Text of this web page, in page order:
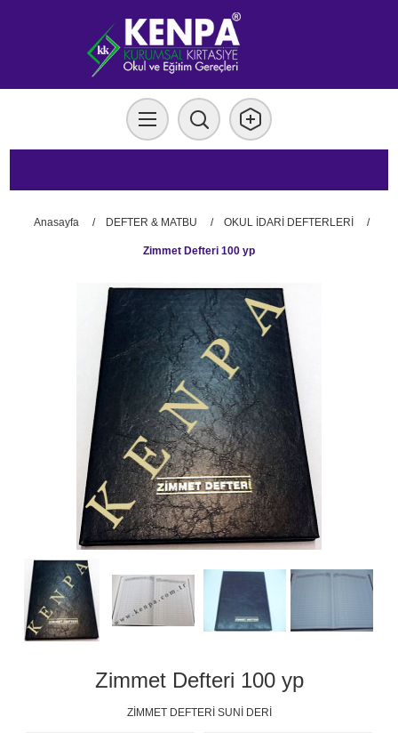
Anasayfa / DEFTER & MATBU / OKUL İDARİ DEFTERLERİ /
Zimmet Defteri 100 yp
Zimmet Defteri 100 yp
ZİMMET DEFTERİ SUNİ DERİ